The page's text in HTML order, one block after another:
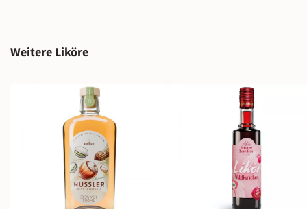
Produktgalerie überspringen
Weitere Liköre